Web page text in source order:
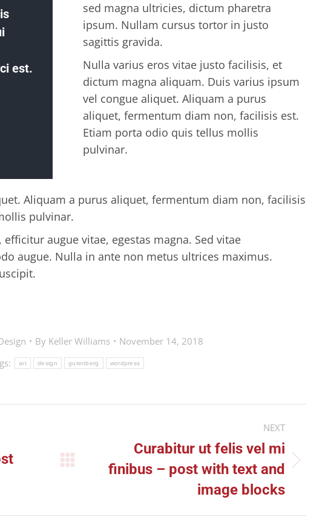
est.
sed magna ultricies, dictum pharetra
ipsum. Nullam cursus tortor in justo
sagittis gravida.
Nulla varius eros vitae justo facilisis, et
dictum magna aliquam. Duis varius ipsum
vel congue aliquet. Aliquam a purus
aliquet, fermentum diam non, facilisis est.
Etiam porta odio quis tellus mollis
pulvinar.
Aliquam a purus aliquet, fermentum diam non, facilisis
pulvinar.
augue vitae, egestas magna. Sed vitae
augue. Nulla in ante non metus ultrices maximus.
By Keller Williams
November 14, 2018
art design gutenberg wordpress
NEXT
Next
Curabitur ut felis vel mi
finibus – post with text and
image blocks